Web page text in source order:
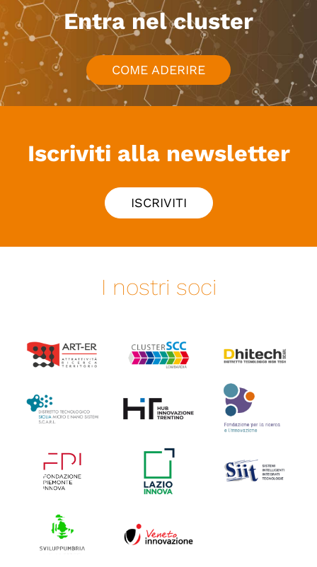
Entra nel cluster
COME ADERIRE
Iscriviti alla newsletter
ISCRIVITI
I nostri soci